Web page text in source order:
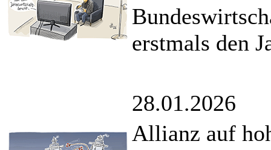
erstmals den
28.01.2026
Allianz auf